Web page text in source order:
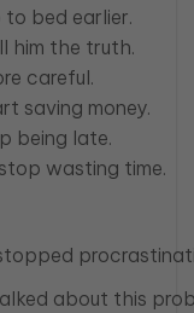
to bed earlier.
him the truth.
careful.
saving money.
being late.
wasting time.
about this